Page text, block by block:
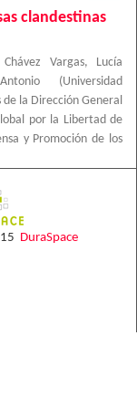
clandestinas
Chávez Vargas, Lucía
(Universidad
la Dirección General
por la Libertad de
y Promoción de los
DuraSpace